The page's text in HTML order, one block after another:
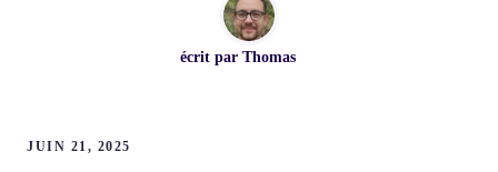
écrit par Thomas
JUIN 21, 2025